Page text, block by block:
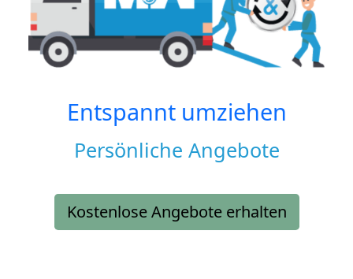
Entspannt umziehen
Persönliche Angebote
Kostenlose Angebote erhalten